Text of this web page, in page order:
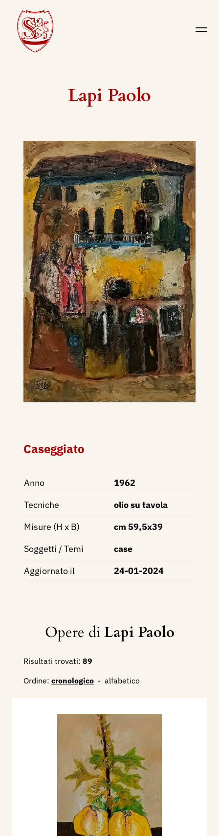
Lapi Paolo
Caseggiato
Anno
1962
Tecniche
olio su tavola
Misure (H x B)
cm 59,5x39
Soggetti / Temi
case
Aggiornato il
24-01-2024
Opere diLapi Paolo
Risultati trovati: 89
Ordine: cronologico - alfabetico